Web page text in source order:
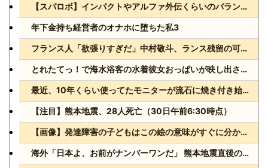
【スパロボ】インパクトやアルファ外伝くらいのバランス求む！！ → インパクトも最終的にはコアブースターで雑魚は一撃で倒せてたけどね
年下金持ち経営者のオナホに堕ちた私3
フランス人「欲張りすぎだ」中村敬斗、ランス残留の可能性を会長が示唆！移籍金が交渉の壁に..現地サポの本音がこれ！【海外の反応】
とれたてっ！で海水浴客の水着彼女おっぱいが映し出される
最近、10年くらい使ってたモニターが流石に焼き付き始めたんですけど、あの...
【注目】熊本地震、28人死亡（30日午前6:30時点）
【画像】発達障害の子どもはこの絵の意味がすぐに分からないらしい
海外「日本よ、お前がナンバーワンだ」 熊本地震直後の日本の対応のスピードに世界が衝撃